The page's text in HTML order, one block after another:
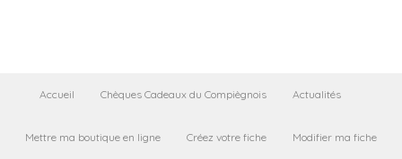
Accueil Chèques Cadeaux du Compiègnois Actualités
Mettre ma boutique en ligne Créez votre fiche Modifier ma fiche